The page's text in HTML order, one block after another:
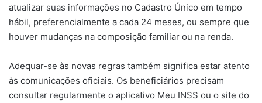
atualizar suas informações no Cadastro Único em tempo
hábil, preferencialmente a cada 24 meses, ou sempre que
houver mudanças na composição familiar ou na renda.
Adequar-se às novas regras também significa estar atento
às comunicações oficiais. Os beneficiários precisam
consultar regularmente o aplicativo Meu INSS ou o site do